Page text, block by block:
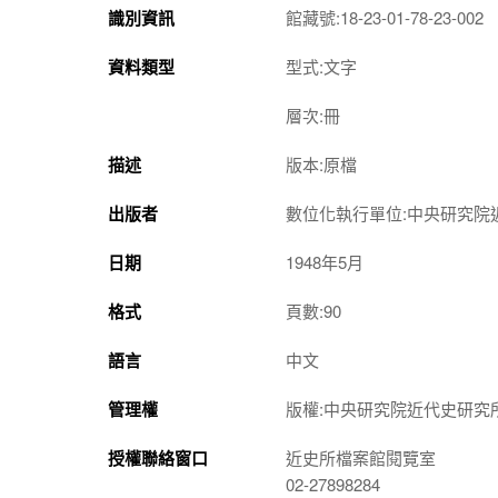
識別資訊 館藏號:18-23-01-78-23-002
資料類型 型式:文字
層次:冊
描述 版本:原檔
出版者 數位化執行單位:中央研究院
日期 1948年5月
格式 頁數:90
語言 中文
管理權 版權:中央研究院近代史研究
授權聯絡窗口
近史所檔案館閱覽室
02-27898284